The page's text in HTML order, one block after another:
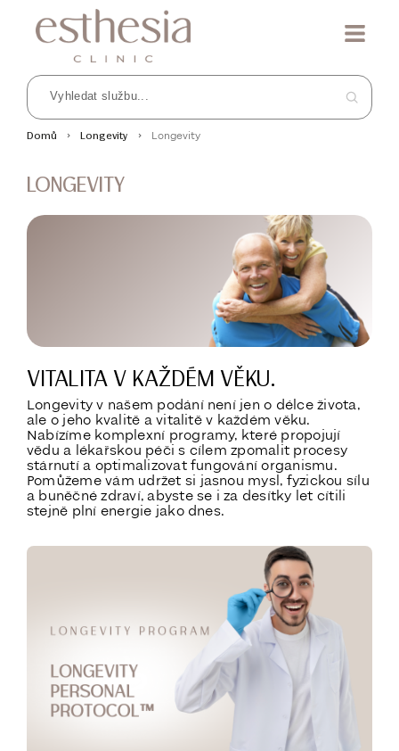
Domů Longevity Longevity
LONGEVITY
VITALITA V KAŽDÉM VĚKU.
Longevity v našem podání není jen o délce života,
ale o jeho kvalitě a vitalitě v každém věku.
Nabízíme komplexní programy, které propojují
vědu a lékařskou péči s cílem zpomalit procesy
stárnutí a optimalizovat fungování organismu.
Pomůžeme vám udržet si jasnou mysl, fyzickou sílu
a buněčné zdraví, abyste se i za desítky let cítili
stejně plní energie jako dnes.